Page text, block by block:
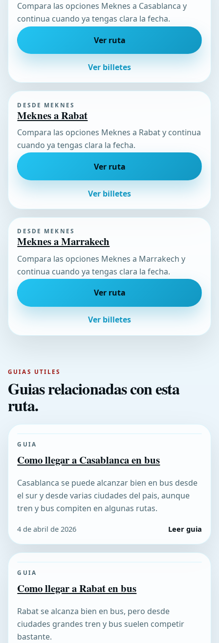
Compara las opciones Meknes a Casablanca y
continua cuando ya tengas clara la fecha.
Ver ruta
Ver billetes
DESDE MEKNES
Meknes a Rabat
Compara las opciones Meknes a Rabat y continua
cuando ya tengas clara la fecha.
Ver ruta
Ver billetes
DESDE MEKNES
Meknes a Marrakech
Compara las opciones Meknes a Marrakech y
continua cuando ya tengas clara la fecha.
Ver ruta
Ver billetes
GUIAS UTILES
Guias relacionadas con esta
ruta.
GUIA
Como llegar a Casablanca en bus
Casablanca se puede alcanzar bien en bus desde
el sur y desde varias ciudades del pais, aunque
tren y bus compiten en algunas rutas.
4 de abril de 2026 Leer guia
GUIA
Como llegar a Rabat en bus
Rabat se alcanza bien en bus, pero desde
ciudades grandes tren y bus suelen competir
bastante.